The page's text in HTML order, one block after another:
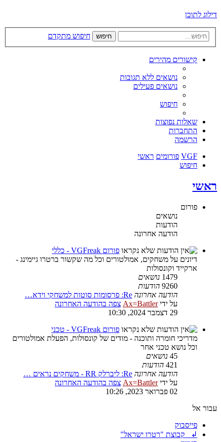
דילוג לתוכן
חיפוש חיפוש מתקדם
קישורים מהירים
נושאים ללא תגובות
נושאים פעילים
חיפוש
שאלות נפוצות
התחברות
הרשמה
VGF פורומים ראשי
חיפוש
ראשי
פורום
נושאים
הודעות
הודעה אחרונה
פורום VGFreak - כללי
דיונים על משחקים, אמולטורים וכל מה שקשור ברטרו גיימינג -
ארקייד וקונסולות
1479 נושאים
9260 הודעות
הודעה אחרונה Re: פרסומות סוטות למשחקי וידא…
על ידיAx=Battler צפה בהודעה האחרונה
29 דצמבר 2024, 10:30
פורום VGFreak - טכני
מדריכי חומרה ותוכנה - מודים של קונסולות, הפעלת אמולטורים
וכל נושא טכני אחר
45 נושאים
421 הודעות
הודעה אחרונה Re: ליברלק RR - משחקים נראים …
על ידיAx=Battler צפה בהודעה האחרונה
02 פברואר 2023, 10:26
עבור אל
פייסבוק
↲ קבוצת "רטרו ישראל"